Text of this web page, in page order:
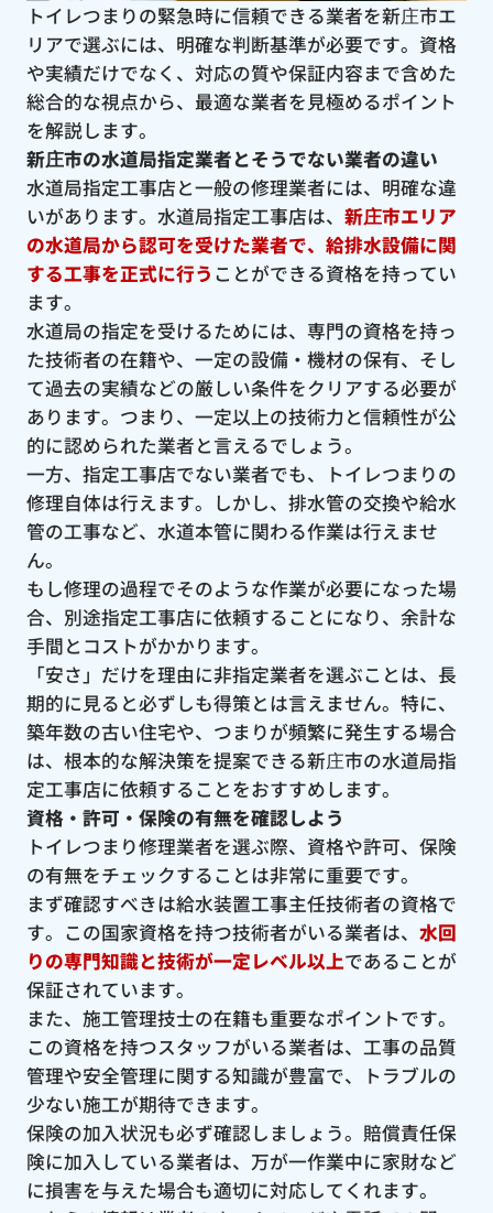
トイレつまりの緊急時に信頼できる業者を新庄市エ
リアで選ぶには、明確な判断基準が必要です。資格
や実績だけでなく、対応の質や保証内容まで含めた
総合的な視点から、最適な業者を見極めるポイント
を解説します。
新庄市の水道局指定業者とそうでない業者の違い
水道局指定工事店と一般の修理業者には、明確な違
いがあります。水道局指定工事店は、 新庄市エリア
の水道局から認可を受けた業者で、給排水設備に関
する工事を正式に行う ことができる資格を持ってい
ます。
水道局の指定を受けるためには、専門の資格を持っ
た技術者の在籍や、一定の設備・機材の保有、そし
て過去の実績などの厳しい条件をクリアする必要が
あります。つまり、一定以上の技術力と信頼性が公
的に認められた業者と言えるでしょう。
一方、指定工事店でない業者でも、トイレつまりの
修理自体は行えます。しかし、排水管の交換や給水
管の工事など、水道本管に関わる作業は行えませ
ん。
もし修理の過程でそのような作業が必要になった場
合、別途指定工事店に依頼することになり、余計な
手間とコストがかかります。
「安さ」だけを理由に非指定業者を選ぶことは、長
期的に見ると必ずしも得策とは言えません。特に、
築年数の古い住宅や、つまりが頻繁に発生する場合
は、根本的な解決策を提案できる新庄市の水道局指
定工事店に依頼することをおすすめします。
資格・許可・保険の有無を確認しよう
トイレつまり修理業者を選ぶ際、資格や許可、保険
の有無をチェックすることは非常に重要です。
まず確認すべきは給水装置工事主任技術者の資格で
す。この国家資格を持つ技術者がいる業者は、 水回
りの専門知識と技術が一定レベル以上であることが
保証されています。
また、施工管理技士の在籍も重要なポイントです。
この資格を持つスタッフがいる業者は、工事の品質
管理や安全管理に関する知識が豊富で、トラブルの
少ない施工が期待できます。
保険の加入状況も必ず確認しましょう。賠償責任保
険に加入している業者は、万が一作業中に家財など
に損害を与えた場合も適切に対応してくれます。